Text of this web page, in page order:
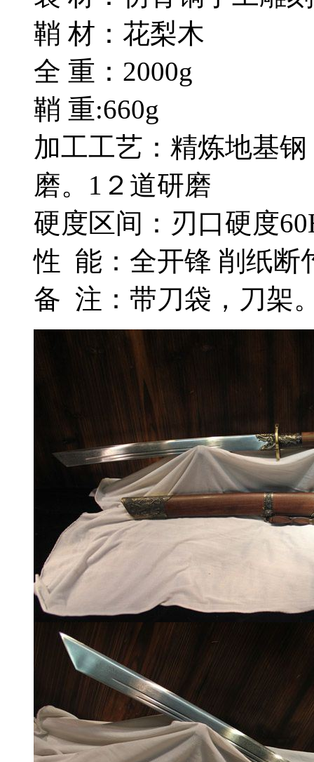
鞘 材：花梨木
全 重：2000g
鞘 重:660g
加工工艺：精炼地基
磨。1２道研磨
硬度区间：刃口硬度
性 能：全开锋 削纸断
备 注：带刀袋，刀架